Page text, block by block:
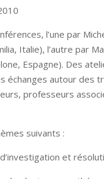
l’une par
Italie), l’autre par
Espagne). Des
échanges autour des
professeurs
suivants :
et